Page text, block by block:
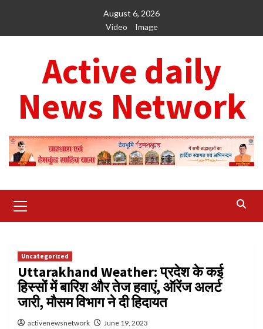
content
August 6, 2026
Video
Image
Active daily
News Network
Menu
Uncategorized
Uttarakhand Weather: प्रदेश के कई
हिस्सों में बारिश और तेज हवाएं, ऑरेंज अलर्ट
जारी, मौसम विभाग ने दी हिदायत
activenewsnetwork June 19, 2023